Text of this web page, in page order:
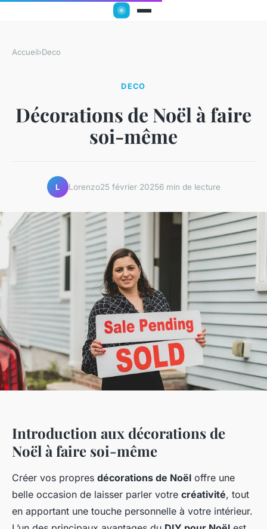
Accueil›Deco
DECO
Décorations de Noël à faire
soi-même
L Lorenzo25 février 20256 min de lecture
Introduction aux décorations de
Noël à faire soi-même
Créer vos propres décorations de Noël offre une
belle occasion de laisser parler votre créativité, tout
en apportant une touche personnelle à votre intérieur.